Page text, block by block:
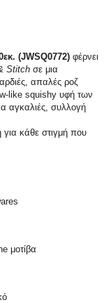
(JWSQ0772) φέρνει
Stitch σε μια
απαλές ροζ
like squishy υφή των
αγκαλιές, συλλογή
κάθε στιγμή που
μοτίβα